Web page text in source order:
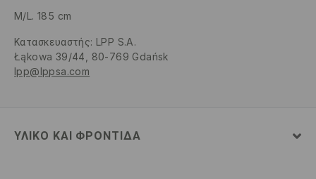
M/L. 185 cm
Κατασκευαστής: LPP S.A.
Łąkowa 39/44, 80-769 Gdańsk
lpp@lppsa.com
ΥΛΙΚΌ ΚΑΙ ΦΡΟΝΤΊΔΑ